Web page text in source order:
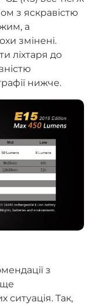
з яскравістю
а
змінені.
ліхтаря до
нижче.
з
ситуація. Так,